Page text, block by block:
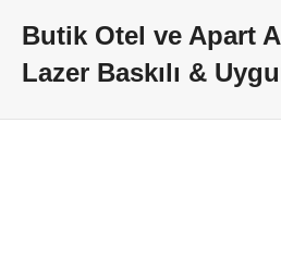
Butik Otel ve Apart
Lazer Baskılı &